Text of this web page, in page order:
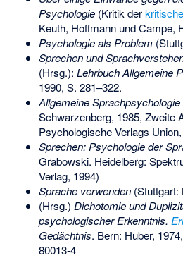
Psychologie(Kritik der
Keuth, Hoffmann und Campe,
Psychologie als Problem
Sprechen und
(Hrsg.): Lehrbuch Allgemeine
1990, S. 281–322.
Allgemeine Sprachpsychologie
Schwarzenberg, 1985, Zweite
Psychologische Verlags
Sprechen: Psychologie der
Grabowski. Heidelberg:
Verlag, 1994)
Sprache verwenden(Stuttgart:
(Hrsg.) Dichotomie und
psychologischer Erkenntnis.
Gedächtnis. Bern: Huber, 1974,
80013-4